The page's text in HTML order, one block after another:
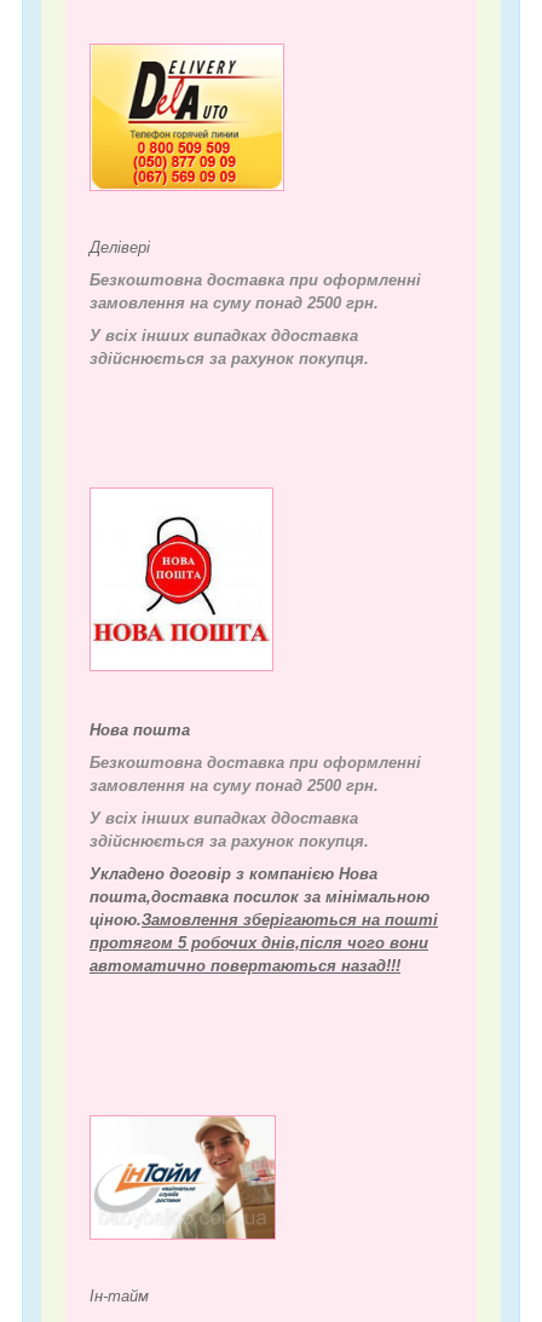
Делівері
Безкоштовна доставка при оформленні
замовлення на суму понад 2500 грн.
У всіх інших випадках ддоставка
здійснюється за рахунок покупця.
Нова пошта
Безкоштовна доставка при оформленні
замовлення на суму понад 2500 грн.
У всіх інших випадках ддоставка
здійснюється за рахунок покупця.
Укладено договір з компанією Нова
пошта,доставка посилок за мінімальною
ціною.Замовлення зберігаються на пошті
протягом 5 робочих днів,після чого вони
автоматично повертаються назад!!!
Ін-тайм